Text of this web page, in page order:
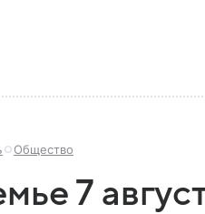
Общество
7